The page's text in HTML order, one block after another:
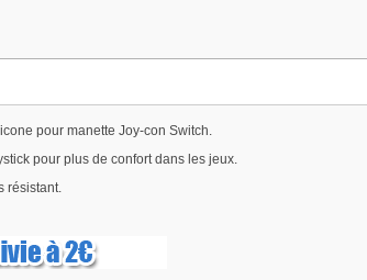
pour manette Joy-con Switch.
pour plus de confort dans les jeux.
résistant.